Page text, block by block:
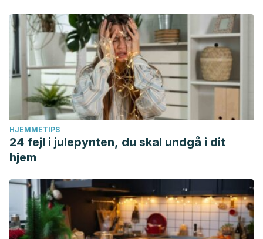
HJEMMETIPS
24 fejl i julepynten, du skal undgå i dit
hjem